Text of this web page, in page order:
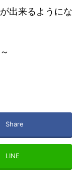
出来るようにな
Share
LINE